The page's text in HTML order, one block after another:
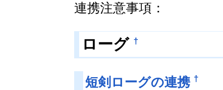
連携注意事項：
ローグ †
短剣ローグの連携 †